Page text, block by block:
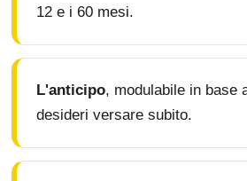
12 e i 60 mesi.
L'anticipo, modulabile in base
desideri versare subito.